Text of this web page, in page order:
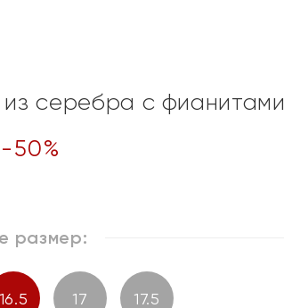
из серебра с фианитами
-50%
размер:
16.5 17 17.5